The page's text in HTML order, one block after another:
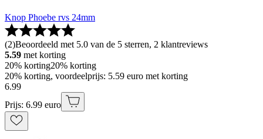
Knop Phoebe rvs 24mm
(2)Beoordeeld met 5.0 van de 5 sterren, 2 klantreviews
5.59 met korting
20% korting20% korting
20% korting, voordeelprijs: 5.59 euro met korting
6.99
Prijs: 6.99 euro